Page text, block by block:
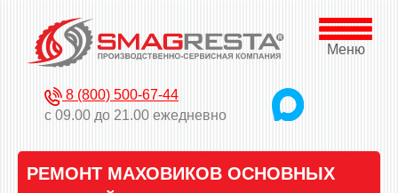
Меню
8 (800) 500-67-44
с 09.00 до 21.00 ежедневно
РЕМОНТ МАХОВИКОВ ОСНОВНЫХ